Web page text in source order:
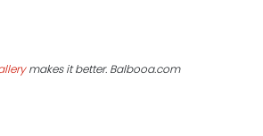
makes it better. Balbooa.com